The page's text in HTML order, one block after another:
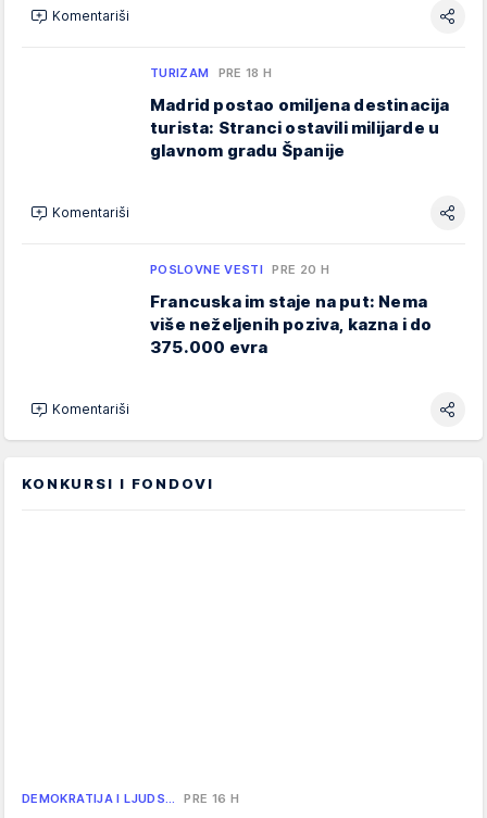
Komentariši
TURIZAM PRE 18 H
Madrid postao omiljena destinacija
turista: Stranci ostavili milijarde u
glavnom gradu Španije
Komentariši
POSLOVNE VESTI PRE 20 H
Francuska im staje na put: Nema
više neželjenih poziva, kazna i do
375.000 evra
Komentariši
KONKURSI I FONDOVI
DEMOKRATIJA I LJUDS… PRE 16 H